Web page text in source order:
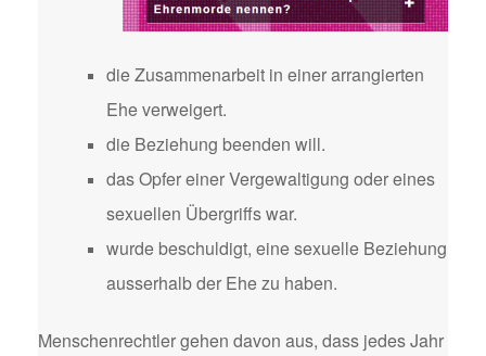
die Zusammenarbeit in einer arrangierten
Ehe verweigert.
die Beziehung beenden will.
das Opfer einer Vergewaltigung oder eines
sexuellen Übergriffs war.
wurde beschuldigt, eine sexuelle Beziehung
ausserhalb der Ehe zu haben.
Menschenrechtler gehen davon aus, dass jedes Jahr